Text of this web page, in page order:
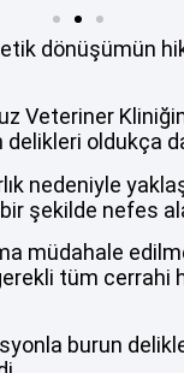
dönüşümün
Veteriner
oldukça
nedeniyle
şekilde nefes
müdahale
tüm cerrahi
burun